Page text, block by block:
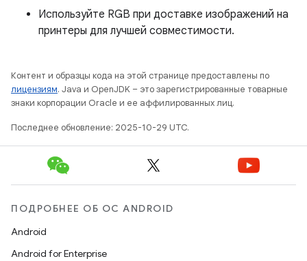
Используйте RGB при доставке изображений на
принтеры для лучшей совместимости.
Контент и образцы кода на этой странице предоставлены по
лицензиям. Java и OpenJDK – это зарегистрированные товарные
знаки корпорации Oracle и ее аффилированных лиц.
Последнее обновление: 2025-10-29 UTC.
ПОДРОБНЕЕ ОБ ОС ANDROID
Android
Android for Enterprise